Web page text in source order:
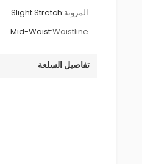
المرونة:Slight Stretch
Waistline:
Mid-Waist
تفاصيل السلعة